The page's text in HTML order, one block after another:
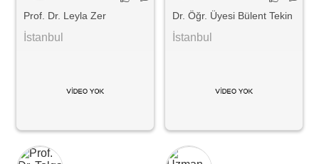
Prof. Dr. Leyla Zer
İstanbul
Dr. Öğr. Üyesi Bülent Tekin
İstanbul